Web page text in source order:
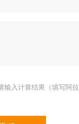
输入计算结果（填写阿